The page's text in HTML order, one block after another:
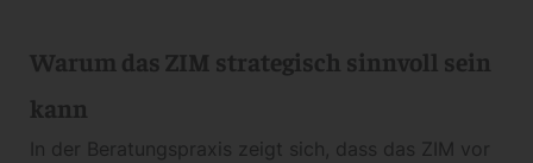
Warum das ZIM strategisch sinnvoll sein
kann
In der Beratungspraxis zeigt sich, dass das ZIM vor